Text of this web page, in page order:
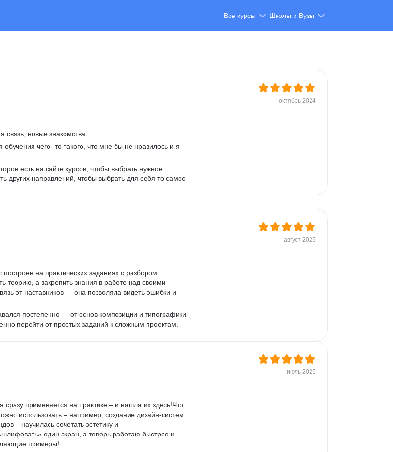
Все курсы Школы и Вузы
октябрь 2024
связь, новые знакомства
чего- то такого, что мне бы не нравилось и я
есть на сайте курсов, чтобы выбрать нужное
других направлений, чтобы выбрать для себя то самое
август 2025
на практических заданиях с разбором
теорию, а закрепить знания в работе над своими
от наставников — она позволяла видеть ошибки и
постепенно — от основ композиции и типографики
перейти от простых заданий к сложным проектам.
июль 2025
сразу применяется на практике – и нашла их здесь!Что
использовать – например, создание дизайн-систем
– научилась сочетать эстетику и
один экран, а теперь работаю быстрее и
примеры!